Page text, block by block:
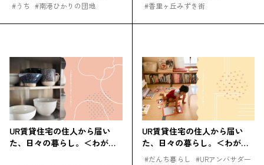
#うち #南港ひかりの団地
#香里ヶ丘みずき街
UR賃貸住宅の住人から届い
た、日々の暮らし。＜わが家
UR賃貸住宅の住人から届い
た、日々の暮らし。＜わが家
の本棚編＞
#だんち暮らし #URアンバサダー